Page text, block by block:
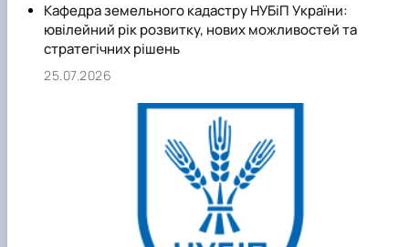
Кафедра земельного кадастру НУБіП України:
ювілейний рік розвитку, нових можливостей та
стратегічних рішень
25.07.2026